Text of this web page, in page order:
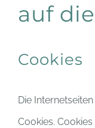
auf
Cookies
Die
Cookies.